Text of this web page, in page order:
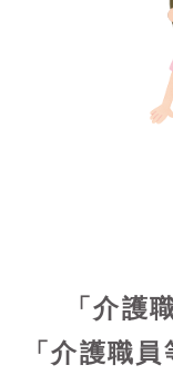
「介護
「介護職